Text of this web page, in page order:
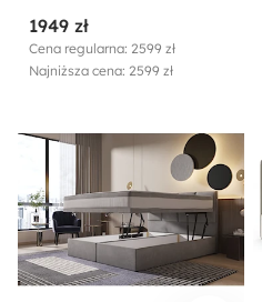
tkaninie hydrofobowej
1949 zł
Cena regularna: 2599 zł
Najniższa cena: 2599 zł